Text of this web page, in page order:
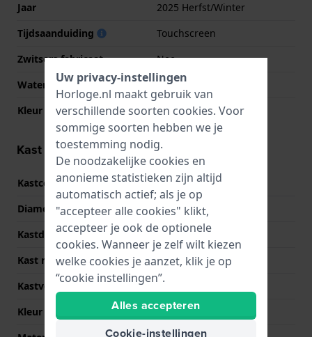
Jaar
2025 Herfst/Winter
Tijdsaanduiding
Touchscreen
Zwitsers fabricaat
Nee
Waterdichtheid
5 Bar (douchen)
Kleur wijzerplaat
NVT
Kast informatie
Kastcode
SM-L500
Diameter
46 mm
Kastdikte
10.6 mm
Kast materiaal
Aluminium
Kastvorm
Rond
Kleur kast
Zwart
Uw privacy-instellingen
Horloge.nl maakt gebruik van
verschillende soorten cookies. Voor
sommige soorten hebben we je
toestemming nodig.
De noodzakelijke cookies en
anonieme statistieken zijn altijd
automatisch actief; als je op
"accepteer alle cookies" klikt,
accepteer je ook de optionele
cookies. Wanneer je zelf wilt kiezen
welke cookies je aanzet, klik je op
“cookie instellingen”.
Alles accepteren
Cookie-instellingen